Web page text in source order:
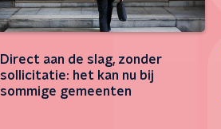
Direct aan de slag, zonder
sollicitatie: het kan nu bij
sommige gemeenten